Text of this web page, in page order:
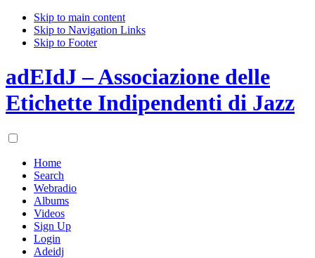
Skip to main content
Skip to Navigation Links
Skip to Footer
adEIdJ – Associazione delle
Etichette Indipendenti di Jazz
Home
Search
Webradio
Albums
Videos
Sign Up
Login
Adeidj